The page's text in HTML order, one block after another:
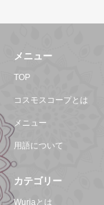
メニュー
TOP
コスモスコープとは
メニュー
用語について
カテゴリー
Wuriaとは